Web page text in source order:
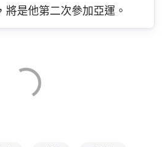
將是他第二次參加亞運。